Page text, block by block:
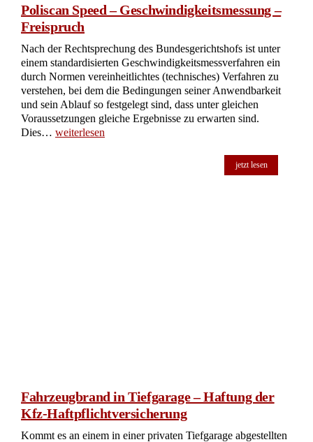
Poliscan Speed – Geschwindigkeitsmessung –
Freispruch
Nach der Rechtsprechung des Bundesgerichtshofs ist unter
einem standardisierten Geschwindigkeitsmessverfahren ein
durch Normen vereinheitlichtes (technisches) Verfahren zu
verstehen, bei dem die Bedingungen seiner Anwendbarkeit
und sein Ablauf so festgelegt sind, dass unter gleichen
Voraussetzungen gleiche Ergebnisse zu erwarten sind.
Dies… weiterlesen
jetzt lesen
Fahrzeugbrand in Tiefgarage – Haftung der
Kfz-Haftpflichtversicherung
Kommt es an einem in einer privaten Tiefgarage abgestellten